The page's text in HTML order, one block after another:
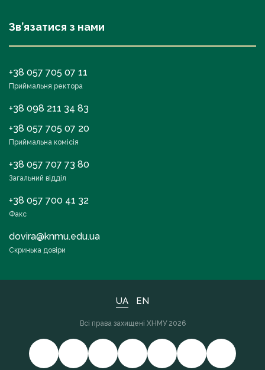
Зв’язатися з нами
+38 057 705 07 11
Приймальня ректора
+38 098 211 34 83
+38 057 705 07 20
Приймальна комісія
+38 057 707 73 80
Загальний відділ
+38 057 700 41 32
Факс
dovira@knmu.edu.ua
Скринька довіри
UA EN
Всі права захищені ХНМУ 2026